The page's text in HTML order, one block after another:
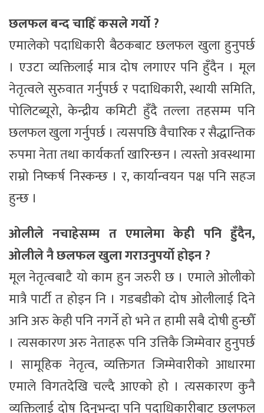
छलफल बन्द चाहिँ कसले गर्याे ?
एमालेको पदाधिकारी बैठकबाट छलफल खुला हुनुपर्छ
। एउटा व्यक्तिलाई मात्र दोष लगाएर पनि हुँदैन । मूल
नेतृत्वले सुरुवात गर्नुपर्छ र पदाधिकारी, स्थायी समिति,
पोलिटब्यूरो, केन्द्रीय कमिटी हुँदै तल्ला तहसम्म पनि
छलफल खुला गर्नुपर्छ । त्यसपछि वैचारिक र सैद्धान्तिक
रुपमा नेता तथा कार्यकर्ता खारिन्छन । त्यस्तो अवस्थामा
राम्रो निष्कर्ष निस्कन्छ । र, कार्यान्वयन पक्ष पनि सहज
हुन्छ ।
ओलीले नचाहेसम्म त एमालेमा केही पनि हुँदैन,
ओलीले नै छलफल खुला गराउनुपर्याे होइन ?
मूल नेतृत्वबाटै यो काम हुन जरुरी छ । एमाले ओलीको
मात्रै पार्टी त होइन नि । गडबडीको दोष ओलीलाई दिने
अनि अरु केही पनि नगर्ने हो भने त हामी सबै दोषी हुन्छौँ
। त्यसकारण अरु नेताहरू पनि उत्तिकै जिम्मेवार हुनुपर्छ
। सामूहिक नेतृत्व, व्यक्तिगत जिम्मेवारीको आधारमा
एमाले विगतदेखि चल्दै आएको हो । त्यसकारण कुनै
व्यक्तिलाई दोष दिनुभन्दा पनि पदाधिकारीबाट छलफल